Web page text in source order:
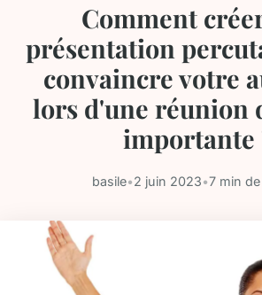
Comment
présentation
convaincre votre
lors d'une réunion
importante
basile•2 juin 2023•7 min